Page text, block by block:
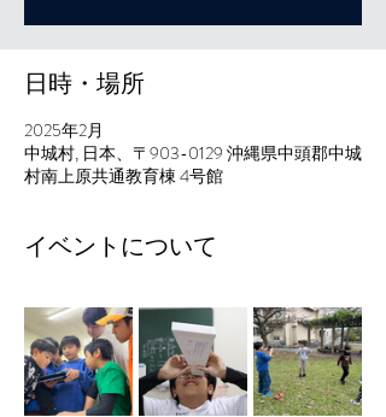
日時・場所
2025年2月
中城村, 日本、〒903-0129 沖縄県中頭郡中城
村南上原共通教育棟 4号館
イベントについて